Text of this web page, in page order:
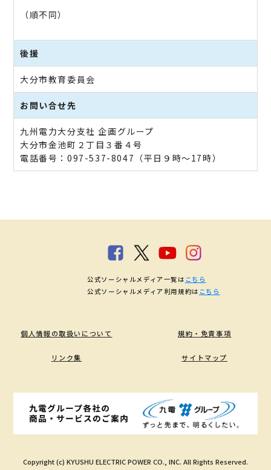
（順不同）
後援
大分市教育委員会
お問い合せ先
九州電力大分支社 企画グループ
大分市金池町２丁目３番４号
電話番号：097-537-8047（平日９時～17時）
個人情報の取扱いについて 規約・免責事項
リンク集 サイトマップ
Copyright (c) KYUSHU ELECTRIC POWER CO., INC. All Rights Reserved.
公式ソーシャルメディア一覧は こちら
公式ソーシャルメディア利用規約は こちら